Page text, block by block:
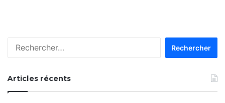
commentaires
Articles récents